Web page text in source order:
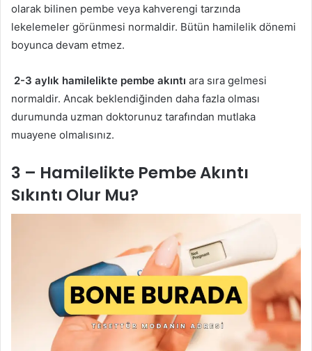
olarak bilinen pembe veya kahverengi tarzında
lekelemeler görünmesi normaldir. Bütün hamilelik dönemi
boyunca devam etmez.
2-3 aylık hamilelikte pembe akıntı ara sıra gelmesi
normaldir. Ancak beklendiğinden daha fazla olması
durumunda uzman doktorunuz tarafından mutlaka
muayene olmalısınız.
3 – Hamilelikte Pembe Akıntı
Sıkıntı Olur Mu?